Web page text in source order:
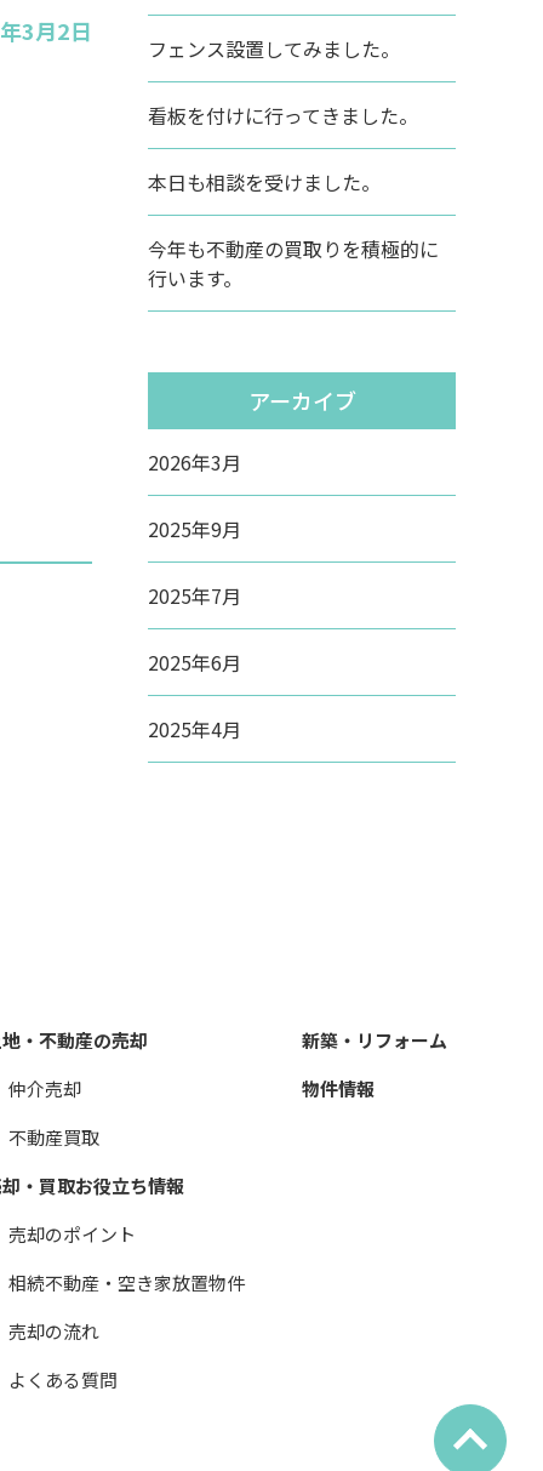
3月2日
フェンス設置してみました。
看板を付けに行ってきました。
本日も相談を受けました。
今年も不動産の買取りを積極的に
行います。
アーカイブ
2026年3月
2025年9月
2025年7月
2025年6月
2025年4月
・不動産の売却
仲介売却
不動産買取
・買取お役立ち情報
売却のポイント
相続不動産・空き家放置物件
売却の流れ
よくある質問
新築・リフォーム
物件情報